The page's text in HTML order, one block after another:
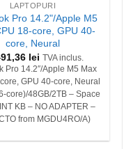
LAPTOPURI
Pro 14.2"/Apple M5
18-core, GPU 40-
core, Neural
lei
TVA inclus.
Pro 14.2″/Apple M5 Max
GPU 40-core, Neural
core)/48GB/2TB – Space
KB – NO ADAPTER –
from MGDU4RO/A)